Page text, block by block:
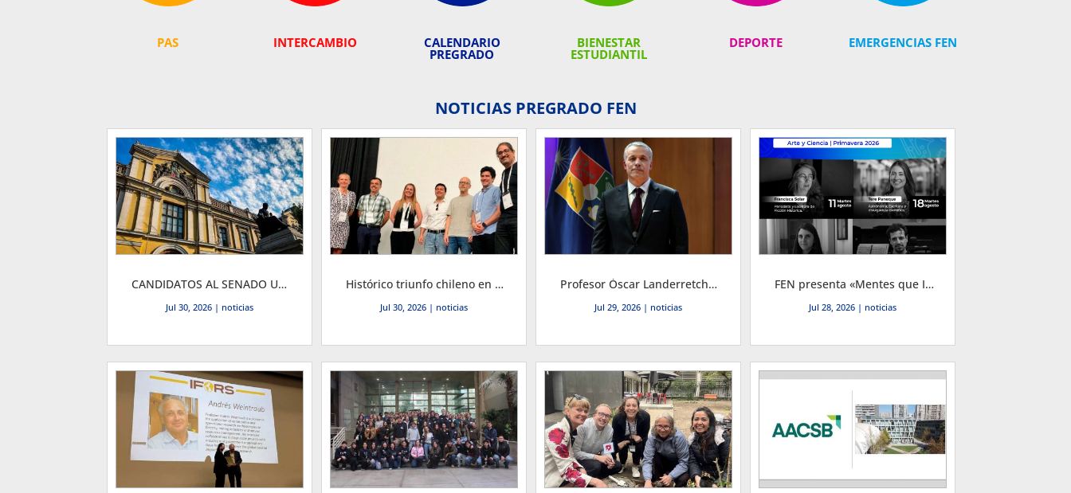
PAS INTERCAMBIO CALENDARIO
PREGRADO
BIENESTAR
ESTUDIANTIL
DEPORTE EMERGENCIAS FEN
NOTICIAS PREGRADO FEN
CANDIDATOS AL SENADO UNIVERSITARIO
Jul 30, 2026 | noticias
Histórico triunfo chileno en el premio IFORS 2026
Jul 30, 2026 | noticias
Profesor Óscar Landerretche asumió como Decano de la Facultad de Economía y Negocios por el período 2026-2030
Jul 29, 2026| noticias
FEN presenta «Mentes que Inspiran»: Primer Ciclo Cultural de Primavera 2026
Jul 28, 2026| noticias